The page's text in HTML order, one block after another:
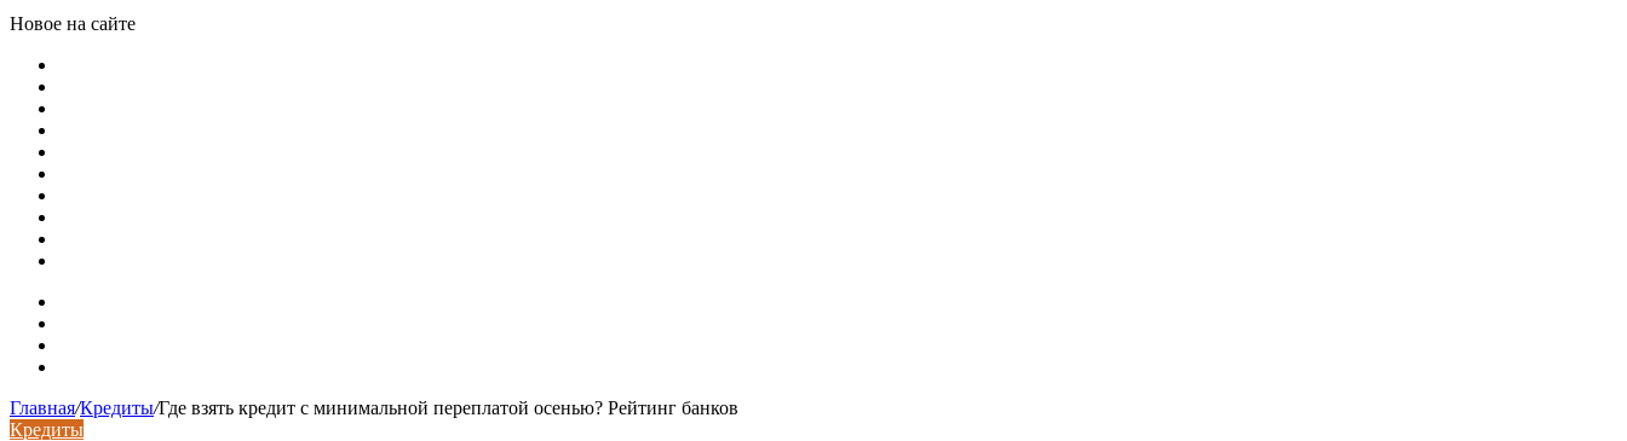
Новое на сайте
Главная/Кредиты/Где взять кредит с минимальной переплатой осенью? Рейтинг банков
Кредиты